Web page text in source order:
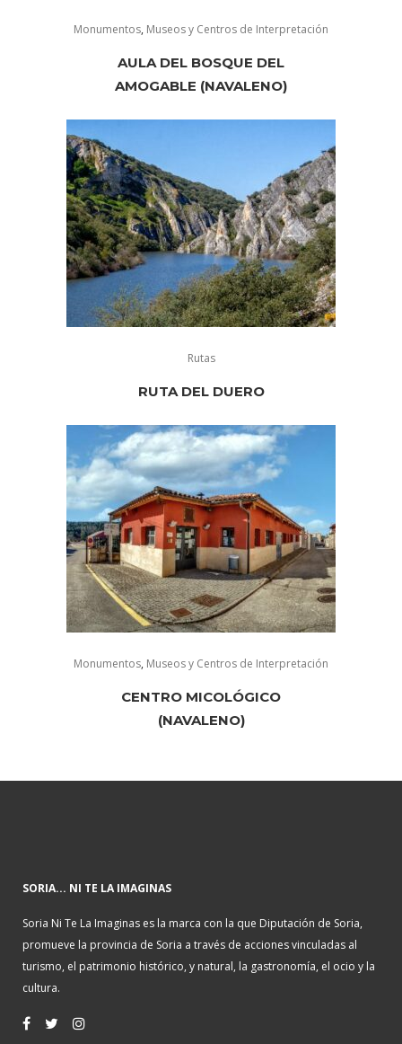
Monumentos, Museos y Centros de Interpretación
AULA DEL BOSQUE DEL
AMOGABLE (NAVALENO)
Rutas
RUTA DEL DUERO
Monumentos, Museos y Centros de Interpretación
CENTRO MICOLÓGICO
(NAVALENO)
SORIA... NI TE LA IMAGINAS
Soria Ni Te La Imaginas es la marca con la que Diputación de Soria,
promueve la provincia de Soria a través de acciones vinculadas al
turismo, el patrimonio histórico, y natural, la gastronomía, el ocio y la
cultura.